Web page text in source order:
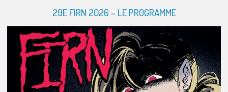
29E FIRN 2026 – LE PROGRAMME